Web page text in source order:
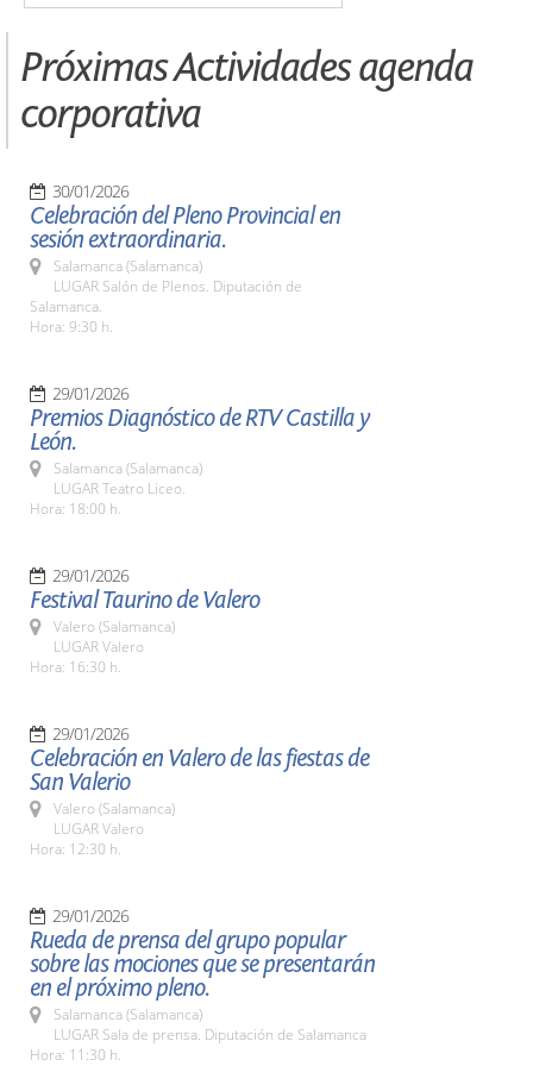
Próximas Actividades agenda
corporativa
30/01/2026
Celebración del Pleno Provincial en
sesión extraordinaria.
Salamanca (Salamanca)
LUGAR Salón de Plenos. Diputación de
Salamanca.
Hora: 9:30 h.
29/01/2026
Premios Diagnóstico de RTV Castilla y
León.
Salamanca (Salamanca)
LUGAR Teatro Liceo.
Hora: 18:00 h.
29/01/2026
Festival Taurino de Valero
Valero (Salamanca)
LUGAR Valero
Hora: 16:30 h.
29/01/2026
Celebración en Valero de las fiestas de
San Valerio
Valero (Salamanca)
LUGAR Valero
Hora: 12:30 h.
29/01/2026
Rueda de prensa del grupo popular
sobre las mociones que se presentarán
en el próximo pleno.
Salamanca (Salamanca)
LUGAR Sala de prensa. Diputación de Salamanca
Hora: 11:30 h.